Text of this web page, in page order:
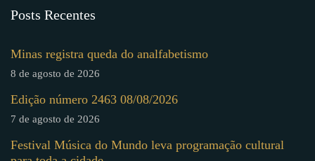
Posts Recentes
Minas registra queda do analfabetismo
8 de agosto de 2026
Edição número 2463 08/08/2026
7 de agosto de 2026
Festival Música do Mundo leva programação cultural